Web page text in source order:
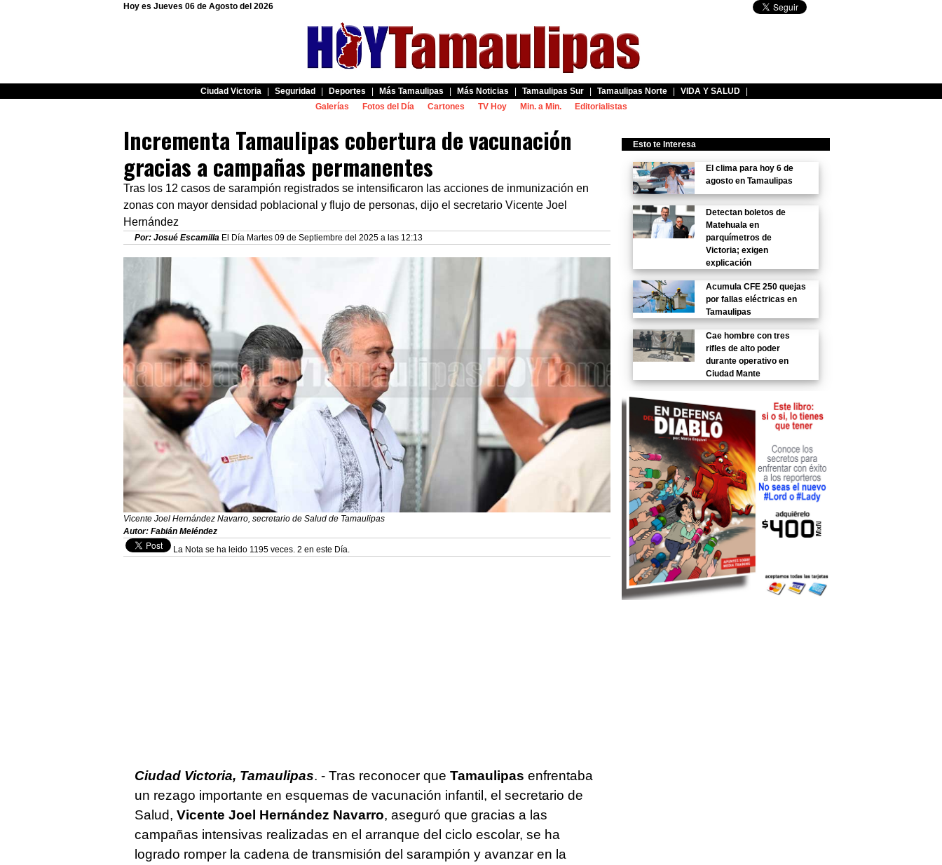
Hoy es Jueves 06 de Agosto del 2026
Ciudad Victoria Seguridad Deportes Más Tamaulipas Más Noticias Tamaulipas Sur Tamaulipas Norte VIDA Y SALUD
Galerías
Fotos del Día Cartones TV Hoy Min. a Min. Editorialistas
Incrementa Tamaulipas cobertura de vacunación
gracias a campañas permanentes
Tras los 12 casos de sarampión registrados se intensificaron las acciones de inmunización en
zonas con mayor densidad poblacional y flujo de personas, dijo el secretario Vicente Joel
Hernández
Por: Josué Escamilla El Día Martes 09 de Septiembre del 2025 a las 12:13
Vicente Joel Hernández Navarro, secretario de Salud de Tamaulipas
Autor: Fabián Meléndez
La Nota se ha leido 1195 veces. 2 en este Día.
Ciudad Victoria, Tamaulipas. - Tras reconocer que Tamaulipas enfrentaba
un rezago importante en esquemas de vacunación infantil, el secretario de
Salud, Vicente Joel Hernández Navarro, aseguró que gracias a las
campañas intensivas realizadas en el arranque del ciclo escolar, se ha
logrado romper la cadena de transmisión del sarampión y avanzar en la
Esto te Interesa
El clima para hoy 6 de
agosto en Tamaulipas
Detectan boletos de
Matehuala en
parquímetros de
Victoria; exigen
explicación
Acumula CFE 250 quejas
por fallas eléctricas en
Tamaulipas
Cae hombre con tres
rifles de alto poder
durante operativo en
Ciudad Mante